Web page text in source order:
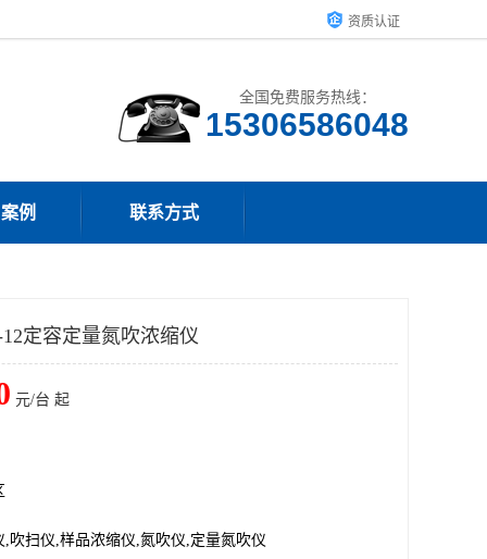
资质认证
全国免费服务热线：
15306586048
例 联系方式
定容定量氮吹浓缩仪
元/台 起
,吹扫仪,样品浓缩仪,氮吹仪,定量氮吹仪